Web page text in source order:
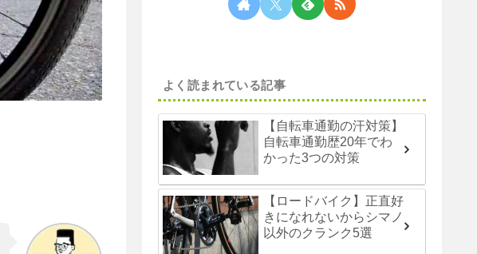
よく読まれている記事
【自転車通勤の汗対策】
自転車通勤歴20年でわ
かった3つの対策
【ロードバイク】正直好
きになれないからシマノ
以外のクランク5選